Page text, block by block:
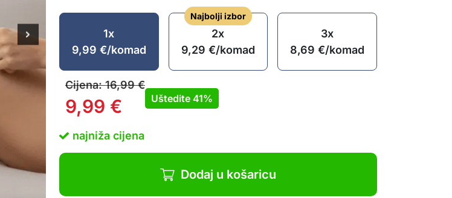
1x
9,99 €/komad
Najbolji izbor
2x
9,29 €/komad
3x
8,69€/komad
Cijena:16,99€
9,99 € Uštedite 41%
najniža cijena
Dodaj u košaricu